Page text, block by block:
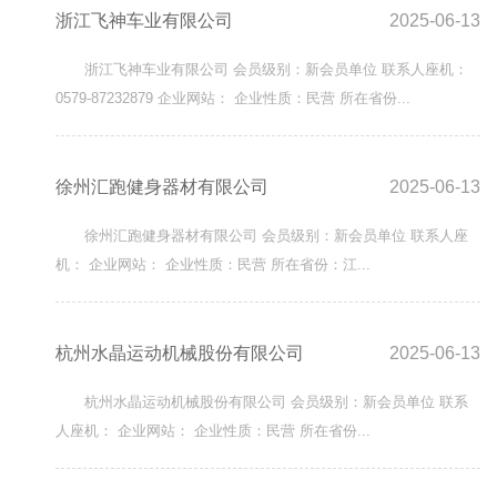
浙江飞神车业有限公司 2025-06-13
浙江飞神车业有限公司 会员级别：新会员单位 联系人座机：
0579-87232879 企业网站： 企业性质：民营 所在省份...
徐州汇跑健身器材有限公司 2025-06-13
徐州汇跑健身器材有限公司 会员级别：新会员单位 联系人座
机： 企业网站： 企业性质：民营 所在省份：江...
杭州水晶运动机械股份有限公司 2025-06-13
杭州水晶运动机械股份有限公司 会员级别：新会员单位 联系
人座机： 企业网站： 企业性质：民营 所在省份...